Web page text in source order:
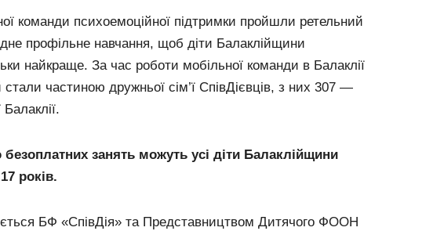
команди психоемоційної підтримки пройшли ретельний
профільне навчання, щоб діти Балаклійщини
найкраще. За час роботи мобільної команди в Балаклії
стали частиною дружньої сім’ї СпівДієвців, з них 307 —
занять можуть усі діти Балаклійщини
років.
БФ «СпівДія» та Представництвом Дитячого ФООН